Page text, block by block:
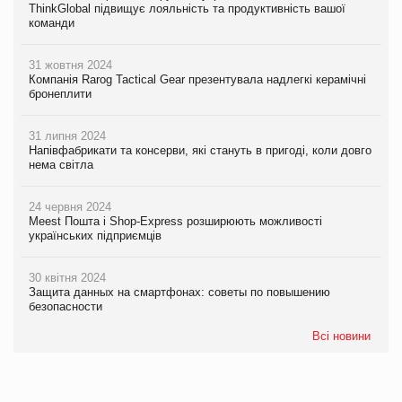
ThinkGlobal підвищує лояльність та продуктивність вашої
команди
31 жовтня 2024
Компанія Rarog Tactical Gear презентувала надлегкі керамічні
бронеплити
31 липня 2024
Напівфабрикати та консерви, які стануть в пригоді, коли довго
нема світла
24 червня 2024
Meest Пошта і Shop-Express розширюють можливості
українських підприємців
30 квітня 2024
Защита данных на смартфонах: советы по повышению
безопасности
Всі новини